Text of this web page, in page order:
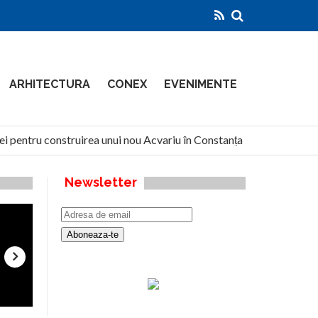
ARHITECTURA CONEX EVENIMENTE
pentru construirea unui nou Acvariu în Constanța
Newsletter